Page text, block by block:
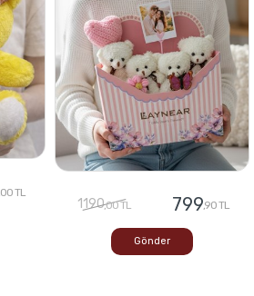
,00 TL
1190,00 TL 799,90 TL
Gönder